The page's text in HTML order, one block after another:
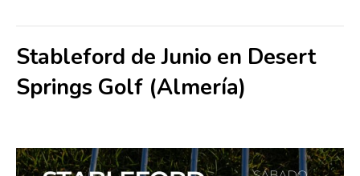
Stableford de Junio en Desert
Springs Golf (Almería)